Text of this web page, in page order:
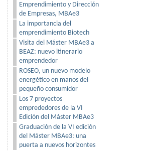
Emprendimiento y Dirección
de Empresas, MBAe3
La importancia del
emprendimiento Biotech
Visita del Máster MBAe3 a
BEAZ: nuevo itinerario
emprendedor
ROSEO, un nuevo modelo
energético en manos del
pequeño consumidor
Los 7 proyectos
emprededores de la VI
Edición del Máster MBAe3
Graduación de la VI edición
del Máster MBAe3: una
puerta a nuevos horizontes